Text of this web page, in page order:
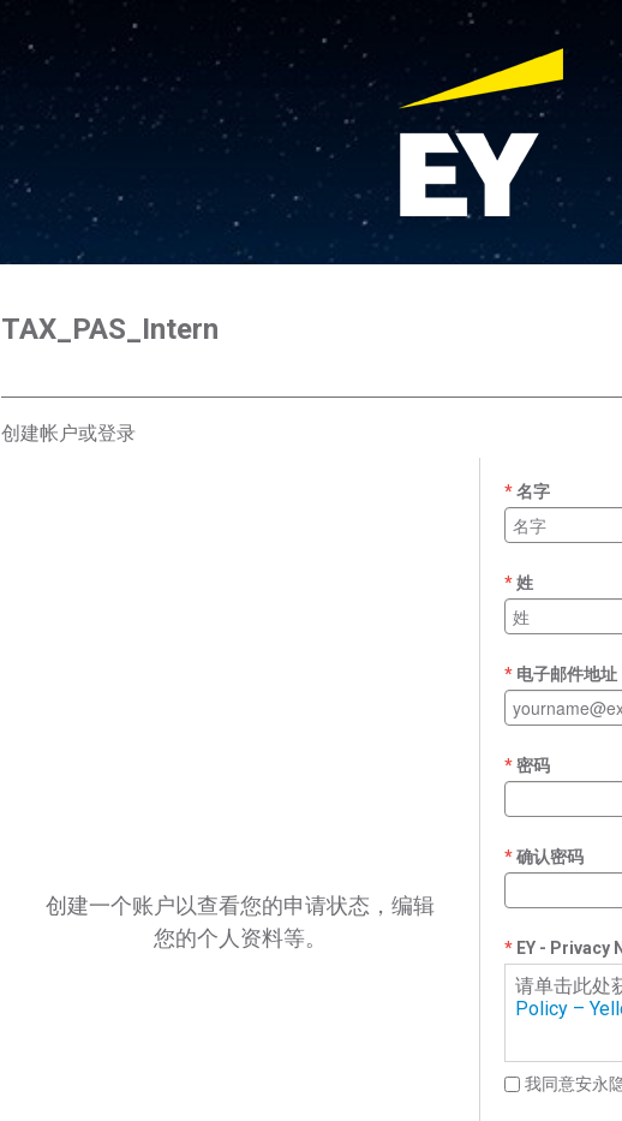
TAX_PAS_Intern
创建帐户或登录
创建一个账户以查看您的申请状态，编辑
您的个人资料等。
名字
姓
电子邮件地址
密码
确认密码
EY - Privacy
请单击此处
Policy –
我同意安永